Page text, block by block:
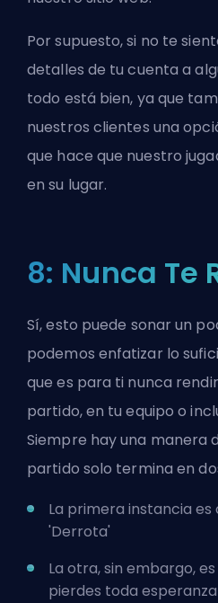
Por supuesto, si no te
detalles de tu cuenta a
todo está bien, ya que
nuestros clientes una
que hace que nuestro
en su lugar.
8: Nunca Te
Sí, esto puede sonar un
podemos enfatizar lo
que es para ti nunca
partido, en tu equipo o
Siempre hay una manera
partido solo termina en
La primera instancia
'Derrota'
La otra, sin embargo,
pierdes toda